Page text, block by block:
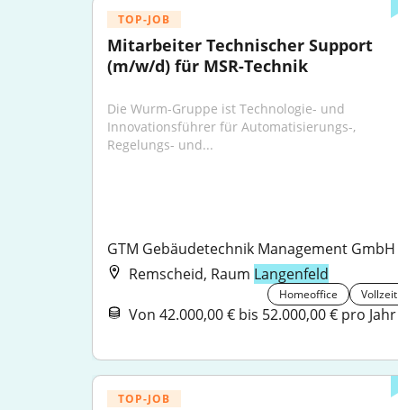
TOP-JOB
Mitarbeiter Technischer Support
(m/w/d) für MSR-Technik
Die Wurm-Gruppe ist Technologie- und
Innovationsführer für Automatisierungs-,
Regelungs- und...
GTM Gebäudetechnik Management GmbH
Remscheid, Raum Langenfeld
Homeoffice Vollzeit
Von 42.000,00 € bis 52.000,00 € pro Jahr
TOP-JOB